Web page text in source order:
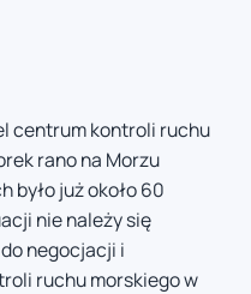
centrum kontroli ruchu
rano na Morzu
było już około 60
nie należy się
negocjacji i
ruchu morskiego w